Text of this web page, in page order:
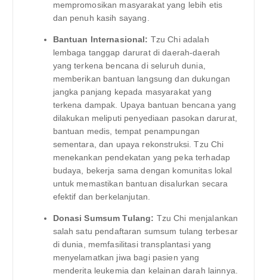
mempromosikan masyarakat yang lebih etis
dan penuh kasih sayang.
Bantuan Internasional: Tzu Chi adalah
lembaga tanggap darurat di daerah-daerah
yang terkena bencana di seluruh dunia,
memberikan bantuan langsung dan dukungan
jangka panjang kepada masyarakat yang
terkena dampak. Upaya bantuan bencana yang
dilakukan meliputi penyediaan pasokan darurat,
bantuan medis, tempat penampungan
sementara, dan upaya rekonstruksi. Tzu Chi
menekankan pendekatan yang peka terhadap
budaya, bekerja sama dengan komunitas lokal
untuk memastikan bantuan disalurkan secara
efektif dan berkelanjutan.
Donasi Sumsum Tulang: Tzu Chi menjalankan
salah satu pendaftaran sumsum tulang terbesar
di dunia, memfasilitasi transplantasi yang
menyelamatkan jiwa bagi pasien yang
menderita leukemia dan kelainan darah lainnya.